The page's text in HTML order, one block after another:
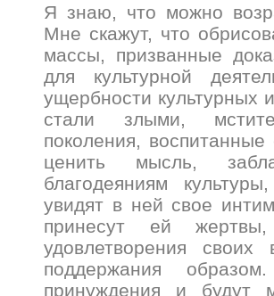
Я знаю, что можно
Мне скажут, что
массы, призванные
для культурной
ущербности культурных
стали злыми,
поколения,
ценить мысль,
благодеяниям
увидят в ней свое
принесут ей
удовлетворения
поддержания
принуждения и будут